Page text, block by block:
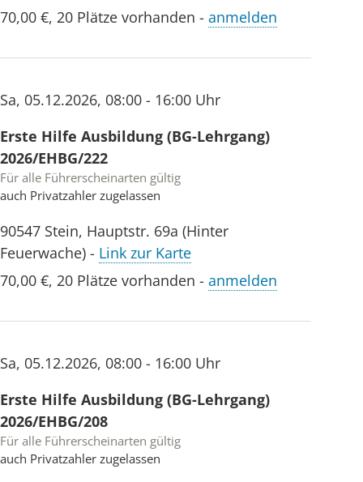
70,00 €, 20 Plätze vorhanden - anmelden
Sa, 05.12.2026, 08:00 - 16:00 Uhr
Erste Hilfe Ausbildung (BG-Lehrgang)
2026/EHBG/222
Für alle Führerscheinarten gültig
auch Privatzahler zugelassen
90547 Stein, Hauptstr. 69a (Hinter
Feuerwache) - Link zur Karte
70,00 €, 20 Plätze vorhanden - anmelden
Sa, 05.12.2026, 08:00 - 16:00 Uhr
Erste Hilfe Ausbildung (BG-Lehrgang)
2026/EHBG/208
Für alle Führerscheinarten gültig
auch Privatzahler zugelassen